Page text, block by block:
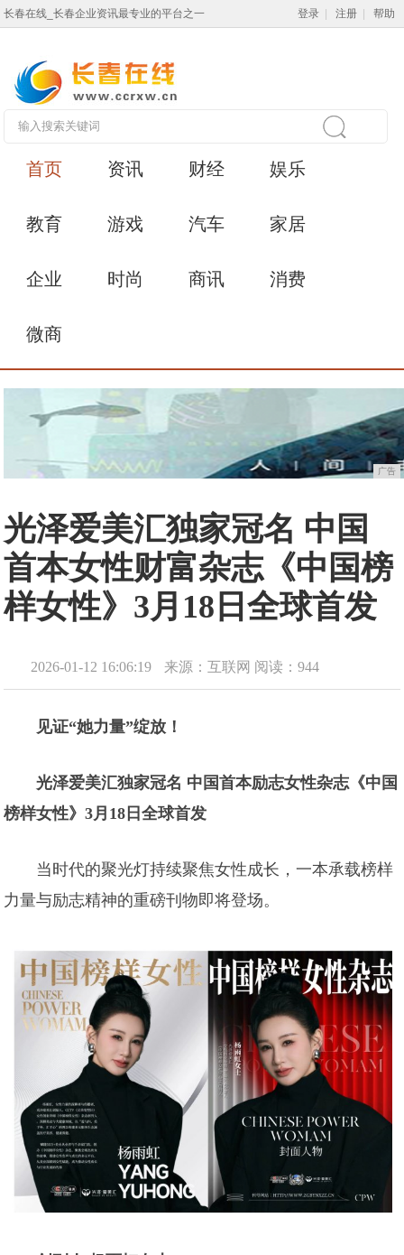
长春在线_长春企业资讯最专业的平台之一 登录 注册 帮助
首页 资讯 财经 娱乐
教育 游戏 汽车 家居
企业 时尚 商讯 消费
微商
广告
光泽爱美汇独家冠名 中国
首本女性财富杂志《中国榜
样女性》3月18日全球首发
2026-01-12 16:06:19 来源：互联网 阅读：944
见证“她力量”绽放！
光泽爱美汇独家冠名 中国首本励志女性杂志《中国
榜样女性》3月18日全球首发
当时代的聚光灯持续聚焦女性成长，一本承载榜样
力量与励志精神的重磅刊物即将登场。